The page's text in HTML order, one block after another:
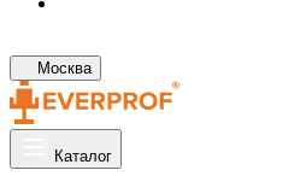
Москва
Каталог